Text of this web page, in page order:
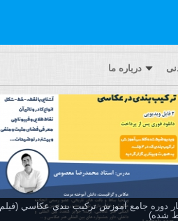
درباره ما
دوره جامع آموزش تركيب بندي عكاسي (فیلم
شده)